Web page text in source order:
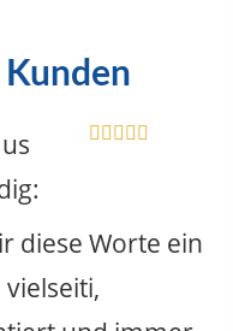
Kunden
:
diese Worte ein